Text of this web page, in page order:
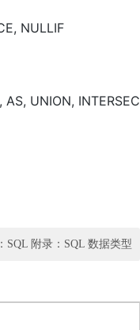
NULLIF
UNION, INTERSEC
SQL 附录：SQL 数据类型